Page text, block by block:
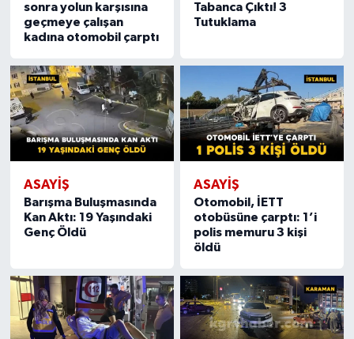
sonra yolun karşısına
geçmeye çalışan
kadına otomobil çarptı
Tabanca Çıktı! 3
Tutuklama
ASAYIŞ
Barışma Buluşmasında
Kan Aktı: 19 Yaşındaki
Genç Öldü
ASAYIŞ
Otomobil, İETT
otobüsüne çarptı: 1’i
polis memuru 3 kişi
öldü